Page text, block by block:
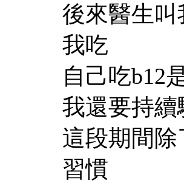
後來醫生叫
我吃
自己吃b12
我還要持續
這段期間
習慣